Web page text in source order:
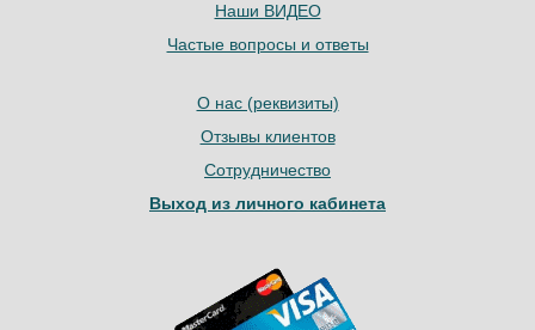
Наши ВИДЕО
Частые вопросы и ответы
О нас (реквизиты)
Отзывы клиентов
Сотрудничество
Выход из личного кабинета